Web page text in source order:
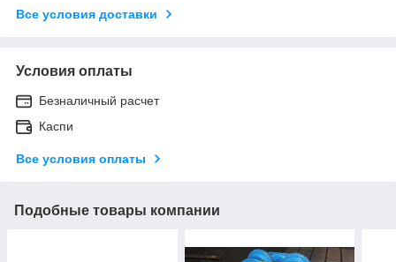
Все условия доставки
Условия оплаты
Безналичный расчет
Каспи
Все условия оплаты
Подобные товары компании